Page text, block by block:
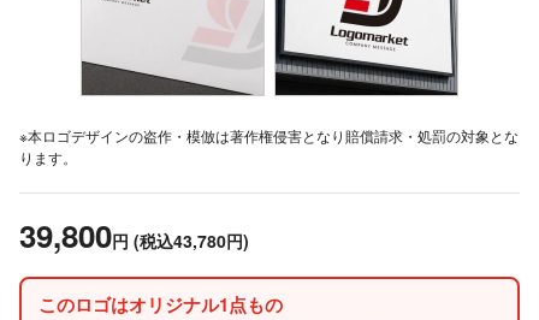
※本ロゴデザインの盗作・模倣は著作権侵害となり賠償請求・処罰の対象とな
ります。
39,800円 (税込43,780円)
このロゴはオリジナル1点もの